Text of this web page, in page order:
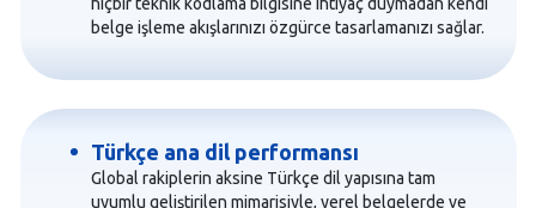
belge işleme akışlarınızı özgürce tasarlamanızı sağlar.
Türkçe ana dil performansı
Global rakiplerin aksine Türkçe dil yapısına tam
uyumlu geliştirilen mimarisiyle, yerel belgelerde ve